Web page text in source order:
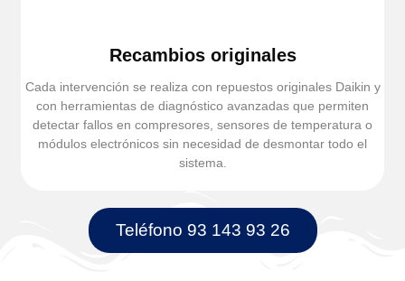
Recambios originales
Cada intervención se realiza con repuestos originales Daikin y
con herramientas de diagnóstico avanzadas que permiten
detectar fallos en compresores, sensores de temperatura o
módulos electrónicos sin necesidad de desmontar todo el
sistema.
Teléfono 93 143 93 26